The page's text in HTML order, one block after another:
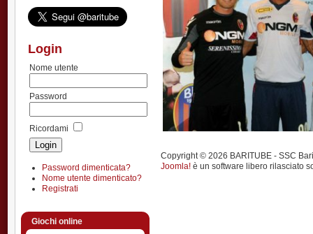
Login
Nome utente
Password
Ricordami
Password dimenticata?
Nome utente dimenticato?
Registrati
Giochi online
Copyright © 2026 BARITUBE - SSC
Joomla! è un software libero rilasciato